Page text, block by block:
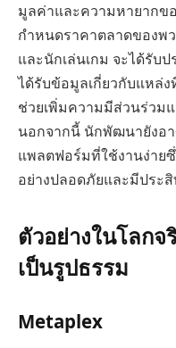
มูลค่าและความหายากข
กำหนดราคาตลาดของพ
และนักเล่นเกม จะได้รับ
ได้รับข้อมูลเกี่ยวกับแหล่
ช่วยเพิ่มความมีส่วนร่วม
นอกจากนี้ นักพัฒนายังอา
แพลตฟอร์มที่ใช้งานง่าย
อย่างปลอดภัยและมีประ
ตัวอย่างในโลก
เป็นรูปธรรม
Metaplex